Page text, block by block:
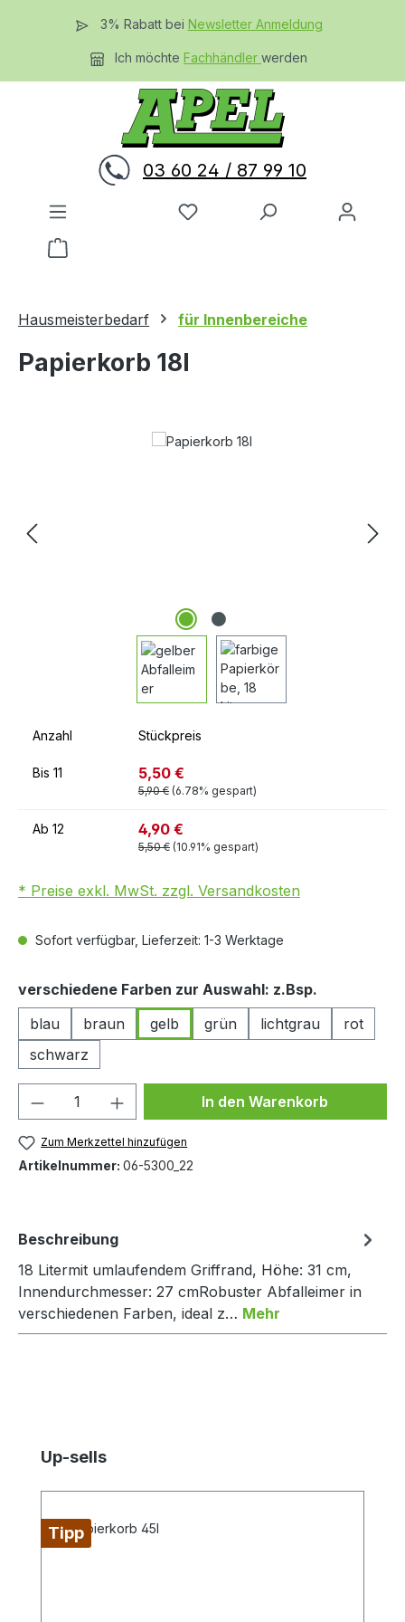
Zum Hauptinhalt springen
3% Rabatt bei Newsletter Anmeldung
Ich möchteFachhändlerwerden
03 60 24 / 87 99 10
Du hast 0 Produkte auf dem
Warenkorb enthält 0 Positionen. Der
Hausmeisterbedarf für Innenbereiche
Papierkorb 18l
Bildergalerie überspringen
Anzahl Stückpreis
Bis 11 5,50 €
5,90 € (6.78% gespart)
Ab 12 4,90 €
5,50 € (10.91% gespart)
* Preise exkl. MwSt. zzgl. Versandkosten
Sofort verfügbar, Lieferzeit: 1-3 Werktage
verschiedene Farben zur Auswahl: z.Bsp.
blau
braun gelb grün lichtgrau
rot
schwarz
Produkt Anzahl: Gib denIn den Warenkorb
Zum Merkzettel hinzufügen
Artikelnummer: 06-5300_22
Beschreibung
18 Litermit umlaufendem Griffrand, Höhe: 31 cm,
Innendurchmesser: 27 cmRobuster Abfalleimer in
verschiedenen Farben, ideal z… Mehr
Produktgalerie überspringen
Up-sells
Tipp